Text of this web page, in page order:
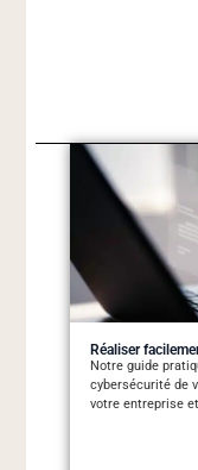
Réaliser
Notre guide
cybersécurité de
votre entreprise